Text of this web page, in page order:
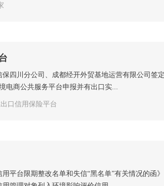
四川分公司、成都经开外贸基地运营有限公司签
电商公共服务平台申报并有出口实...
口信用保险平台
平台限期整改名单和失信“黑名单”有关情况的函